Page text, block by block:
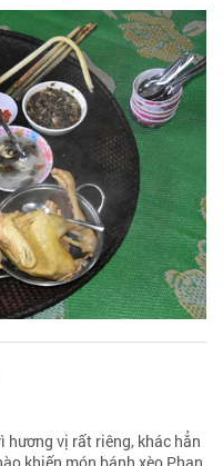
hương vị rất riêng, khác hẳn
khiến món bánh xèo Phan